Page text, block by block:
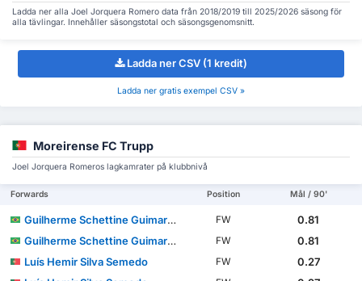
Ladda ner alla Joel Jorquera Romero data från 2018/2019 till 2025/2026 säsong för
alla tävlingar. Innehåller säsongstotal och säsongsgenomsnitt.
Ladda ner CSV (1 kredit)
Ladda ner gratis exempel CSV »
Moreirense FC Trupp
Joel Jorquera Romeros lagkamrater på klubbnivå
Forwards Position Mål / 90'
Guilherme Schettine Guimarães FW
0.81
Guilherme Schettine Guimarães
FW
0.81
Luís Hemir Silva Semedo
FW
0.27